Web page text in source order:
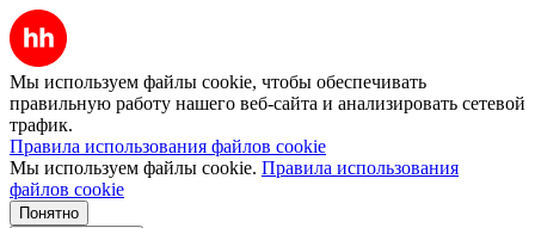
Мы используем файлы cookie, чтобы обеспечивать
правильную работу нашего веб-сайта и анализировать сетевой
трафик.
Правила использования файлов cookie
Мы используем файлы cookie. Правила использования
файлов cookie
Понятно